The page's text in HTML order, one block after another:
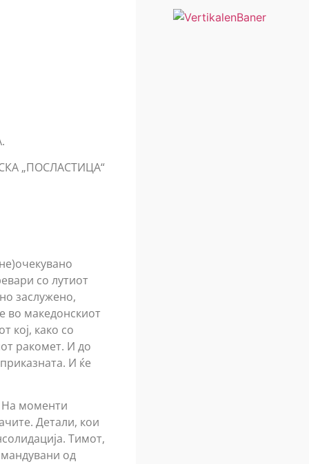
„ПОСЛАСТИЦА“
со лутиот
заслужено,
во македонскиот
кој, како со
ракомет. И до
И ќе
На моменти
Детали, кои
Тимот,
од